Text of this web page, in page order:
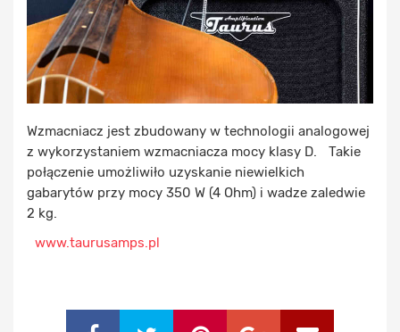
Wzmacniacz jest zbudowany w technologii analogowej
z wykorzystaniem wzmacniacza mocy klasy D. Takie
połączenie umożliwiło uzyskanie niewielkich
gabarytów przy mocy 350 W (4 Ohm) i wadze zaledwie
2 kg.
www.taurusamps.pl